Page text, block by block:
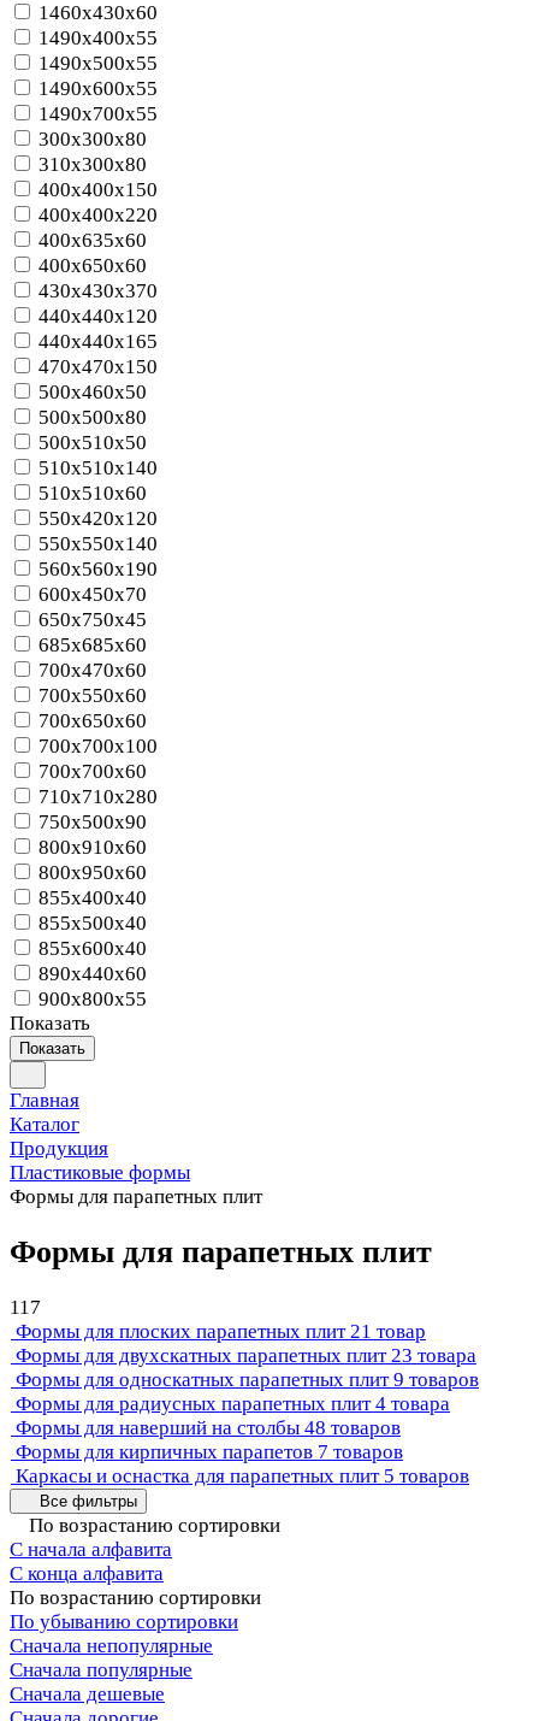
1460x430x60
1490x400x55
1490x500x55
1490x600x55
1490x700x55
300x300x80
310x300x80
400x400x150
400x400x220
400x635x60
400x650x60
430x430x370
440x440x120
440x440x165
470x470x150
500x460x50
500x500x80
500x510x50
510x510x140
510x510x60
550x420x120
550x550x140
560x560x190
600x450x70
650x750x45
685x685x60
700x470x60
700x550x60
700x650x60
700x700x100
700x700x60
710x710x280
750x500x90
800x910x60
800x950x60
855x400x40
855x500x40
855x600x40
890x440x60
900x800x55
Показать
Показать
Главная
Каталог
Продукция
Пластиковые формы
Формы для парапетных плит
Формы для парапетных плит
117
Формы для плоских парапетных плит21 товар
Формы для двухскатных парапетных плит 23 товара
Формы для односкатных парапетных плит 9 товаров
Формы для радиусных парапетных плит 4 товара
Формы для наверший на столбы 48 товаров
Формы для кирпичных парапетов 7 товаров
Каркасы и оснастка для парапетных плит 5 товаров
Все фильтры
По возрастанию сортировки
С начала алфавита
С конца алфавита
По возрастанию сортировки
По убыванию сортировки
Сначала непопулярные
Сначала популярные
Сначала дешевые